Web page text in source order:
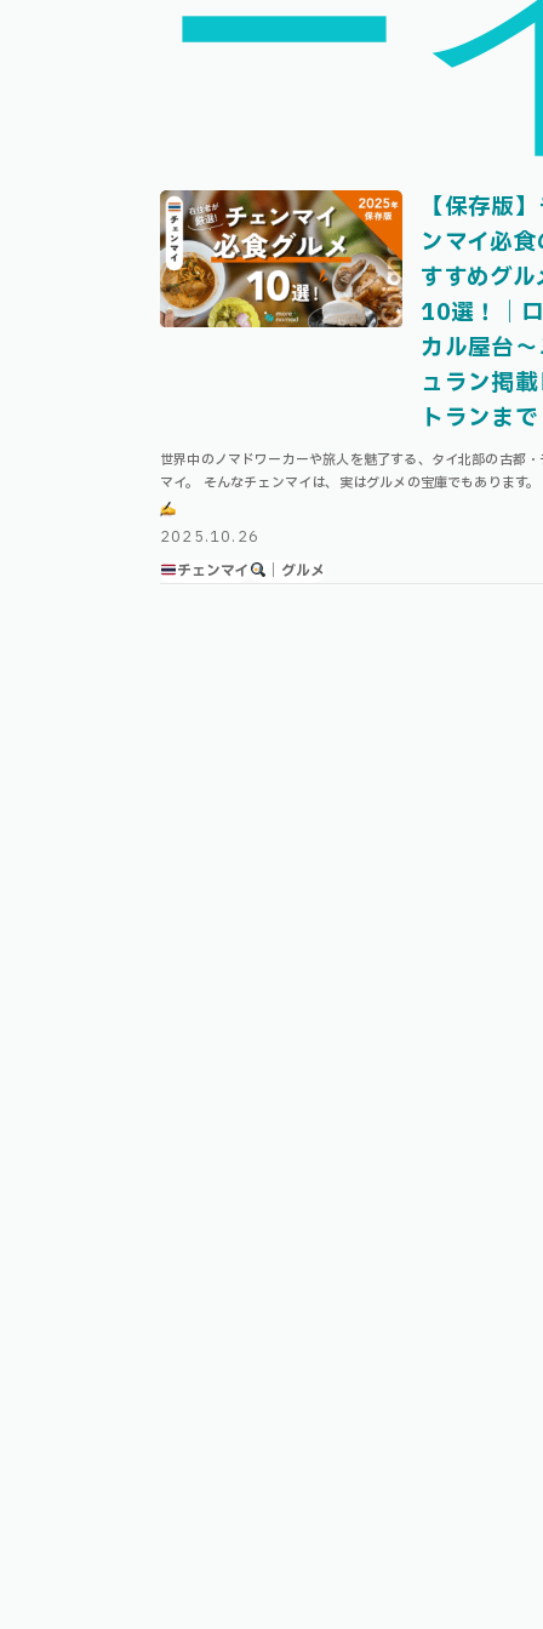
【保存版
ンマイ必
すすめグル
10選！｜
カル屋台
ュラン掲
トランまで
世界中のノマドワーカーや旅人を魅了する、タイ北部の古都
マイ。 そんなチェンマイは、実はグルメの宝庫でもあります
では、チェンマイ在住4年目の筆者が厳選する「チェンマイに
必食！」のグルメをご紹介！ 「 …
2025.10.26
チェンマイ
｜グルメ